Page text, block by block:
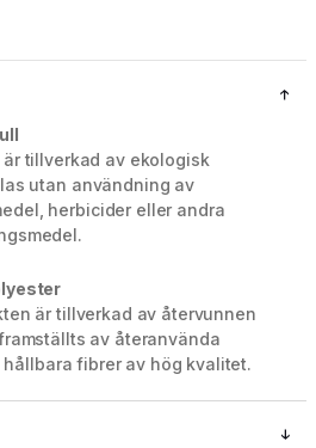
tillverkad av ekologisk
utan användning av
herbicider eller andra
är tillverkad av återvunnen
av återanvända
fibrer av hög kvalitet.